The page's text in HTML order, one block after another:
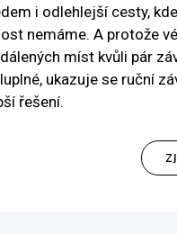
i odlehlejší cesty,
nemáme. A protože
míst kvůli pár
ukazuje se ruční
řešení.